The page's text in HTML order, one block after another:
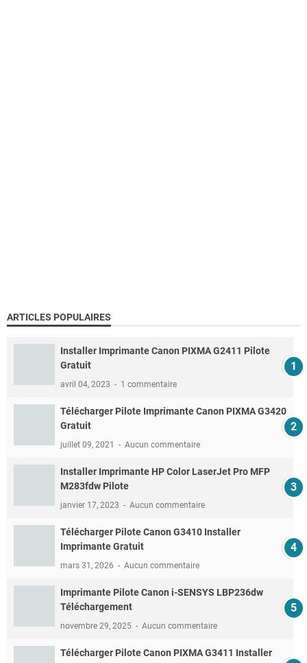
ARTICLES POPULAIRES
Installer Imprimante Canon PIXMA G2411 Pilote
Gratuit
avril 04, 2023 1 commentaire
Télécharger Pilote Imprimante Canon PIXMA G3420
Gratuit
juillet 09, 2021 Aucun commentaire
Installer Imprimante HP Color LaserJet Pro MFP
M283fdw Pilote
janvier 17, 2023 Aucun commentaire
Télécharger Pilote Canon G3410 Installer
Imprimante Gratuit
mars 31, 2026 Aucun commentaire
Imprimante Pilote Canon i-SENSYS LBP236dw
Téléchargement
novembre 29, 2025 Aucun commentaire
Télécharger Pilote Canon PIXMA G3411 Installer